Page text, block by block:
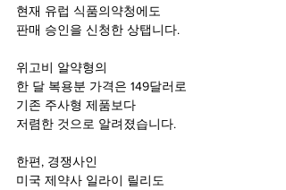
현재 유럽 식품의약청에도
판매 승인을 신청한 상탭니다.
위고비 알약형의
한 달 복용분 가격은 149달러로
기존 주사형 제품보다
저렴한 것으로 알려졌습니다.
한편, 경쟁사인
미국 제약사 일라이 릴리도